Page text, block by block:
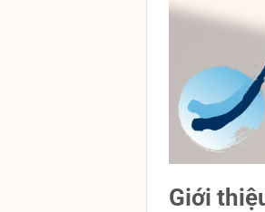
Giới